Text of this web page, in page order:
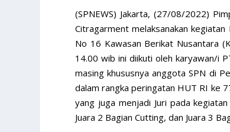
(SPNEWS) Jakarta, (27/08/2022)
Citragarment melaksanakan
No 16 Kawasan Berikat Nusantara
14.00 wib ini diikuti oleh karyawan/i
masing khususnya anggota SPN di
dalam rangka peringatan HUT RI ke
yang juga menjadi Juri pada
Juara 2 Bagian Cutting, dan Juara 3